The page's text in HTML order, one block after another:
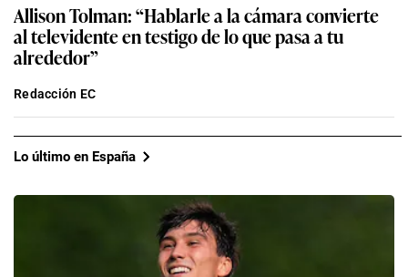
Allison Tolman: “Hablarle a la cámara convierte
al televidente en testigo de lo que pasa a tu
alrededor”
Redacción EC
Lo último en España